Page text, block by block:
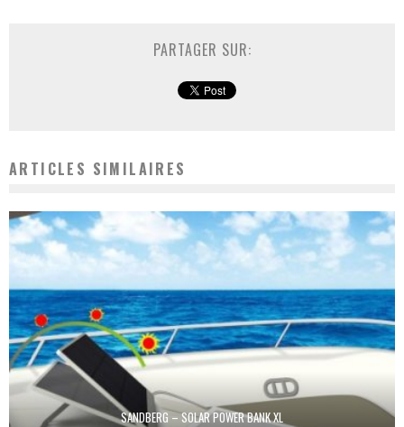
PARTAGER SUR:
ARTICLES SIMILAIRES
SANDBERG – SOLAR POWER BANK XL